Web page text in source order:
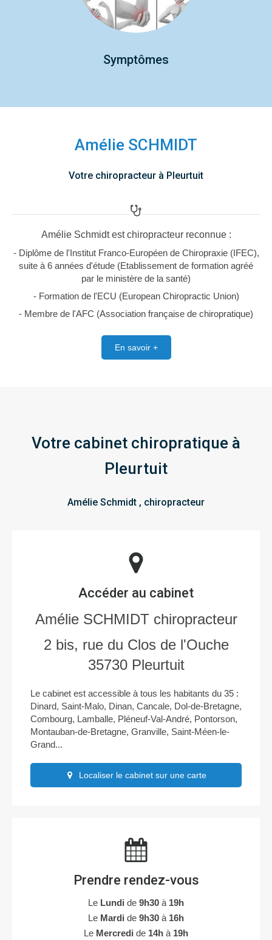
Symptômes
Amélie SCHMIDT
Votre chiropracteur à Pleurtuit
Amélie Schmidt est chiropracteur reconnue :
- Diplôme de l'Institut Franco-Européen de Chiropraxie (IFEC),
suite à 6 années d'étude (Etablissement de formation agréé
par le ministère de la santé)
- Formation de l'ECU (European Chiropractic Union)
- Membre de l'AFC (Association française de chiropratique)
En savoir +
Votre cabinet chiropratique à
Pleurtuit
Amélie Schmidt , chiropracteur
Accéder au cabinet
Amélie SCHMIDT chiropracteur
2 bis, rue du Clos de l'Ouche
35730 Pleurtuit
Le cabinet est accessible à tous les habitants du 35 :
Dinard, Saint-Malo, Dinan, Cancale, Dol-de-Bretagne,
Combourg, Lamballe, Pléneuf-Val-André, Pontorson,
Montauban-de-Bretagne, Granville, Saint-Méen-le-
Grand...
Localiser le cabinet sur une carte
Prendre rendez-vous
Le Lundi de 9h30 à 19h
Le Mardi de 9h30 à 16h
Le Mercredi de 14h à 19h